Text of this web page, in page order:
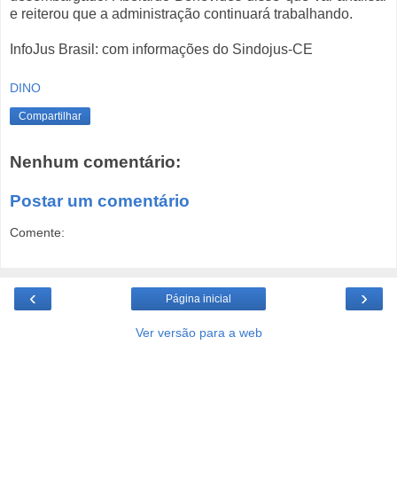
e reiterou que a administração continuará trabalhando.
InfoJus Brasil: com informações do Sindojus-CE
DINO
Compartilhar
Nenhum comentário:
Postar um comentário
Comente:
‹ ›
Página inicial
Ver versão para a web